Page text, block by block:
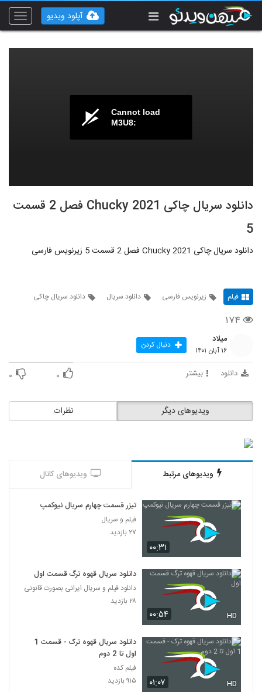
Toggle
آپلود ویدیو
Cannot load
M3U8:
دانلود سریال چاکی Chucky 2021 فصل 2 قسمت
5
دانلود سریال چاکی Chucky 2021 فصل 2 قسمت 5 زیرنویس فارسی
فیلم زیرنویس فارسی دانلود سریال دانلود سریال چاکی
۱۷۴
میلاد
۱۶ آبان ۱۴۰۱ دنبال کردن
دانلود بیشتر ۰ ۰
نظرات ویدیوهای دیگر
ویدیوهای مرتبط ویدیوهای کانال
۰۰:۳۱
تیزر قسمت چهارم سریال نیوکمپ
فیلم و سریال
۲۷ بازدید
۰۰:۵۴ HD
دانلود سریال قهوه ترگ قسمت اول
دانلود فیلم و سریال ایرانی بصورت قانونی
۲۸ بازدید
۰۱:۰۷ HD
دانلود سریال قهوه ترک - قسمت 1
اول تا 2 دوم
فیلم کده
۹۱۵ بازدید